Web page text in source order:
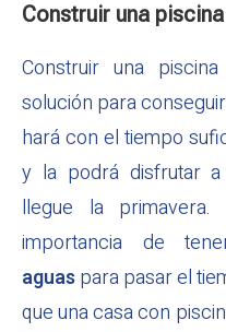
Construir una
Construir una
solución para
hará con el tiempo
y la podrá disfrutar a
llegue la
importancia de
aguaspara pasar el
que una casa con